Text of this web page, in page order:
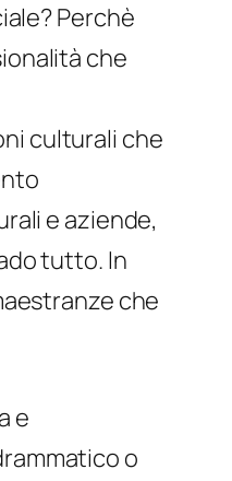
Perchè
che
culturali che
e aziende,
tutto. In
che
e
o